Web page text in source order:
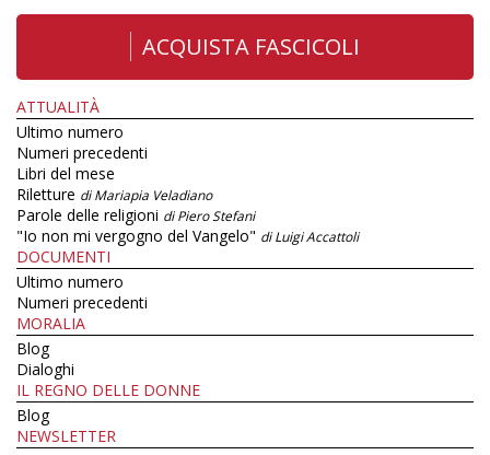
ACQUISTA FASCICOLI
ATTUALITÀ
Ultimo numero
Numeri precedenti
Libri del mese
Riletture di Mariapia Veladiano
Parole delle religioni di Piero Stefani
"Io non mi vergogno del Vangelo" di Luigi Accattoli
DOCUMENTI
Ultimo numero
Numeri precedenti
MORALIA
Blog
Dialoghi
IL REGNO DELLE DONNE
Blog
NEWSLETTER